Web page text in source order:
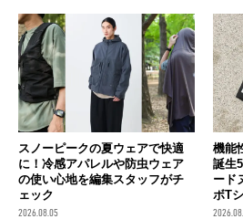
スノーピークの夏ウェアで快適
に！冷感アパレルや防虫ウェア
の使い心地を編集スタッフがチ
ェック
2026.08.05
機能
誕生
ード
ボT